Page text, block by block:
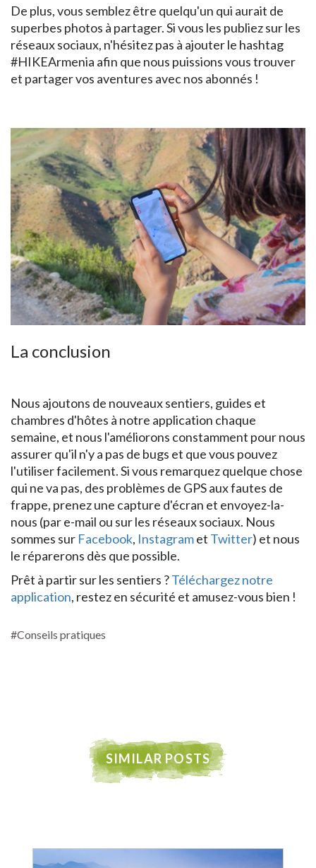
De plus, vous semblez être quelqu'un qui aurait de
superbes photos à partager. Si vous les publiez sur les
réseaux sociaux, n'hésitez pas à ajouter le hashtag
#HIKEArmenia afin que nous puissions vous trouver
et partager vos aventures avec nos abonnés !
La conclusion
Nous ajoutons de nouveaux sentiers, guides et
chambres d'hôtes à notre application chaque
semaine, et nous l'améliorons constamment pour nous
assurer qu'il n'y a pas de bugs et que vous pouvez
l'utiliser facilement. Si vous remarquez quelque chose
qui ne va pas, des problèmes de GPS aux fautes de
frappe, prenez une capture d'écran et envoyez-la-
nous (par e-mail ou sur les réseaux sociaux. Nous
sommes sur Facebook, Instagramet Twitter) et nous
le réparerons dès que possible.
Prêt à partir sur les sentiers ?Téléchargez notre
application, restez en sécurité et amusez-vous bien !
#Conseils pratiques
SIMILAR POSTS